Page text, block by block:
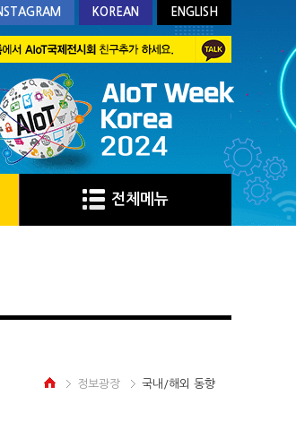
KOREAN ENGLISH
전체메뉴
정보광장 국내/해외 동향